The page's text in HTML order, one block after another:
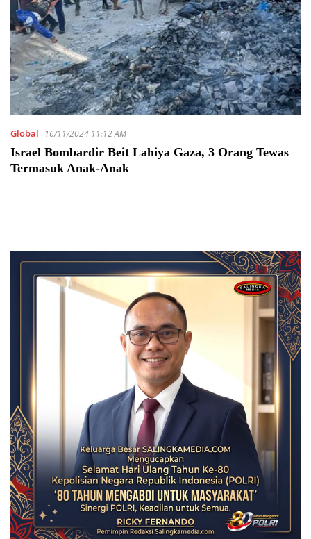
Global 16/11/2024 11:12 AM
Israel Bombardir Beit Lahiya Gaza, 3 Orang Tewas
Termasuk Anak-Anak